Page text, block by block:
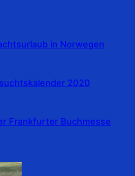
in Norwegen
2020
Frankfurter Buchmesse